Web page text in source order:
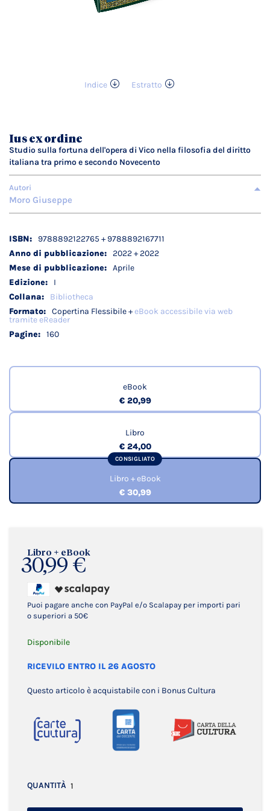
Indice
Estratto
galleria
di
immagini
Libro + eBook
30,99 €
Puoi pagare anche con PayPal e/o Scalapay per importi pari
o superiori a 50€
Disponibile
RICEVILO ENTRO IL 26 AGOSTO
Questo articolo è acquistabile con i Bonus Cultura
QUANTITÀ
Ius ex ordine
Studio sulla fortuna dell'opera di Vico nella filosofia del diritto
italiana tra primo e secondo Novecento
Autori
Moro Giuseppe
Dettagli
tecnici
9788892122765 + 9788892167711
2022 + 2022
Aprile
I
Bibliotheca
Copertina Flessibile +eBook accessibile via web
tramite eReader
160
eBook
€ 20,99
Libro
€ 24,00
CONSIGLIATO
Libro + eBook
€ 30,99